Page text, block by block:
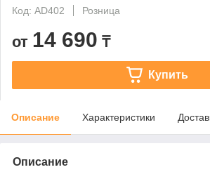
Код: AD402
Розница
от 14 690 ₸
Купить
Описание Характеристики
Описание